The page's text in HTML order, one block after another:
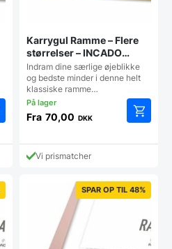
Karrygul Ramme – Flere
størrelser – INCADO
Nordicline
Indram dine særlige øjeblikke
og bedste minder i denne helt
klassiske ramme…
Fra 70,00 DKK
vare
kan
vælges
på
Vi prismatcher
SPAR OP TIL 48%